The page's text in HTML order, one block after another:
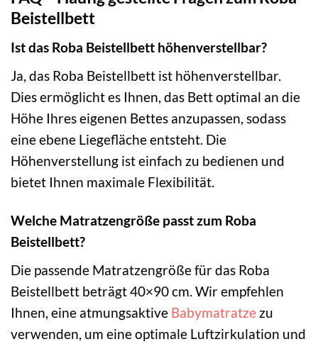
Beistellbett
Ist das Roba Beistellbett höhenverstellbar?
Ja, das Roba Beistellbett ist höhenverstellbar.
Dies ermöglicht es Ihnen, das Bett optimal an die
Höhe Ihres eigenen Bettes anzupassen, sodass
eine ebene Liegefläche entsteht. Die
Höhenverstellung ist einfach zu bedienen und
bietet Ihnen maximale Flexibilität.
Welche Matratzengröße passt zum Roba
Beistellbett?
Die passende Matratzengröße für das Roba
Beistellbett beträgt 40×90 cm. Wir empfehlen
Ihnen, eine atmungsaktive Babymatratze zu
verwenden, um eine optimale Luftzirkulation und